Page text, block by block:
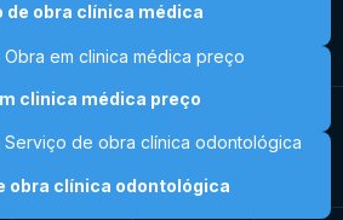
de obra clínica médica
clinica médica preço
obra clínica odontológica